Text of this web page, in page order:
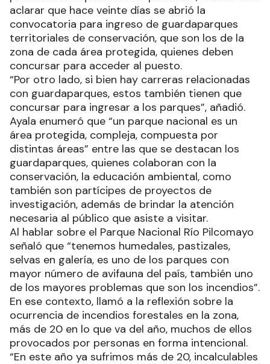
aclarar que hace veinte días se abrió la
convocatoria para ingreso de guardaparques
territoriales de conservación, que son los de la
zona de cada área protegida, quienes deben
concursar para acceder al puesto.
“Por otro lado, si bien hay carreras relacionadas
con guardaparques, estos también tienen que
concursar para ingresar a los parques”, añadió.
Ayala enumeró que “un parque nacional es un
área protegida, compleja, compuesta por
distintas áreas” entre las que se destacan los
guardaparques, quienes colaboran con la
conservación, la educación ambiental, como
también son partícipes de proyectos de
investigación, además de brindar la atención
necesaria al público que asiste a visitar.
Al hablar sobre el Parque Nacional Río Pilcomayo
señaló que “tenemos humedales, pastizales,
selvas en galería, es uno de los parques con
mayor número de avifauna del país, también uno
de los mayores problemas que son los incendios”.
En ese contexto, llamó a la reflexión sobre la
ocurrencia de incendios forestales en la zona,
más de 20 en lo que va del año, muchos de ellos
provocados por personas en forma intencional.
“En este año ya sufrimos más de 20, incalculables